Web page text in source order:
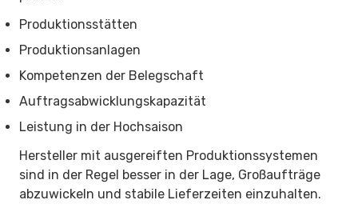
Produktionsstätten
Produktionsanlagen
Kompetenzen der Belegschaft
Auftragsabwicklungskapazität
Leistung in der Hochsaison
Hersteller mit ausgereiften Produktionssystemen
sind in der Regel besser in der Lage, Großaufträge
abzuwickeln und stabile Lieferzeiten einzuhalten.